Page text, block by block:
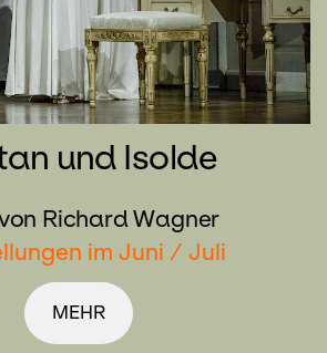
und Isolde
Richard Wagner
im Juni / Juli
MEHR